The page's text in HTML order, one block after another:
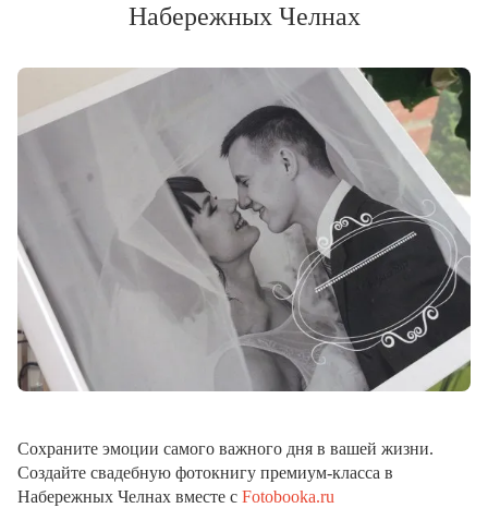
Набережных Челнах
Сохраните эмоции самого важного дня в вашей жизни.
Создайте свадебную фотокнигу премиум-класса в
Набережных Челнах вместе с Fotobooka.ru